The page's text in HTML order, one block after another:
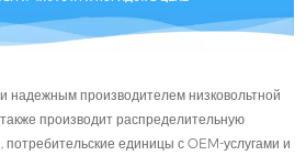
надежным производителем низковольтной
также производит распределительную
единицы с OEM-услугами и